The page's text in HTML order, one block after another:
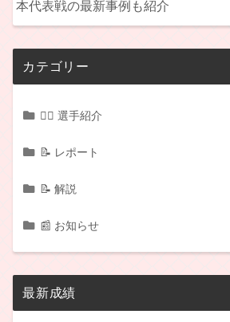
本代表戦の最新事例も紹介
カテゴリー
🏃‍♂️ 選手紹介
📝 レポート
📝 解説
📰 お知らせ
最新成績